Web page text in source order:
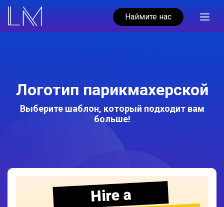
Наймите нас
Логотип парикмахерской
Выберите шаблон, который подходит вам
больше!
Hire a